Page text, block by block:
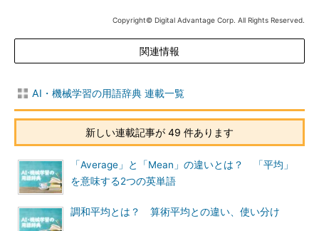
Copyright© Digital Advantage Corp. All Rights Reserved.
関連情報
AI・機械学習の用語辞典 連載一覧
新しい連載記事が 49 件あります
「Average」と「Mean」の違いとは？ 「平均」
を意味する2つの英単語
調和平均とは？ 算術平均との違い、使い分け